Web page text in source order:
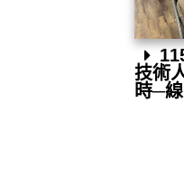
技術
時─